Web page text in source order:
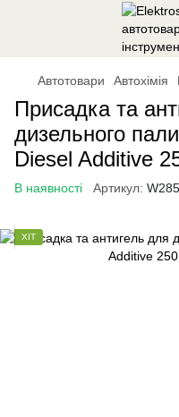
Автотовари Автохімія
Присадка та
дизельного
Diesel Additive
В наявності Артикул:
ХІТ